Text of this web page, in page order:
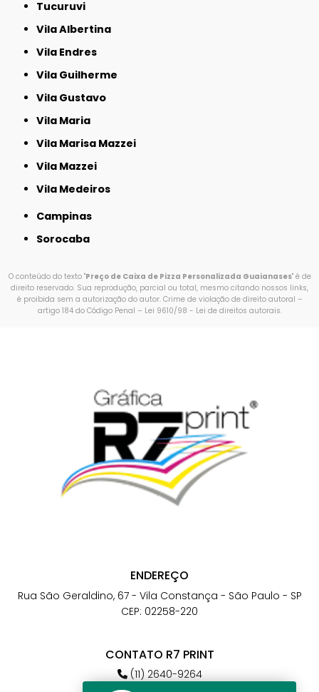
Tucuruvi
Vila Albertina
Vila Endres
Vila Guilherme
Vila Gustavo
Vila Maria
Vila Marisa Mazzei
Vila Mazzei
Vila Medeiros
Campinas
Sorocaba
O conteúdo do texto "Preço de Caixa de Pizza Personalizada Guaianases" é de
direito reservado. Sua reprodução, parcial ou total, mesmo citando nossos links,
é proibida sem a autorização do autor. Crime de violação de direito autoral –
artigo 184 do Código Penal – Lei 9610/98 - Lei de direitos autorais.
ENDEREÇO
Rua São Geraldino, 67 - Vila Constança - São Paulo - SP
CEP: 02258-220
CONTATO R7 PRINT
(11) 2640-9264